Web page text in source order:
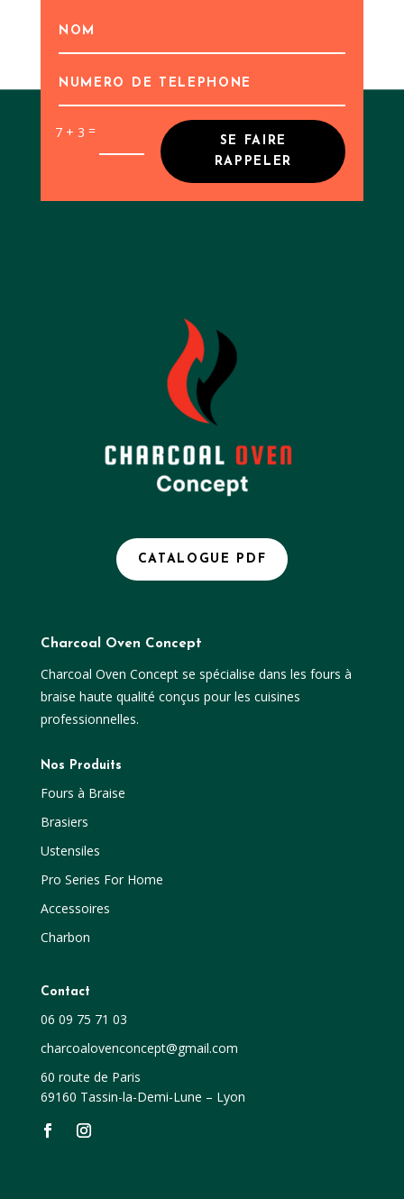
7 + 3 =
SE FAIRE
RAPPELER
CATALOGUE PDF
Charcoal Oven Concept
Charcoal Oven Concept se spécialise dans les fours à
braise haute qualité conçus pour les cuisines
professionnelles.
Nos Produits
Fours à Braise
Brasiers
Ustensiles
Pro Series For Home
Accessoires
Charbon
Contact
06 09 75 71 03
charcoalovenconcept@gmail.com
60 route de Paris
69160 Tassin-la-Demi-Lune – Lyon